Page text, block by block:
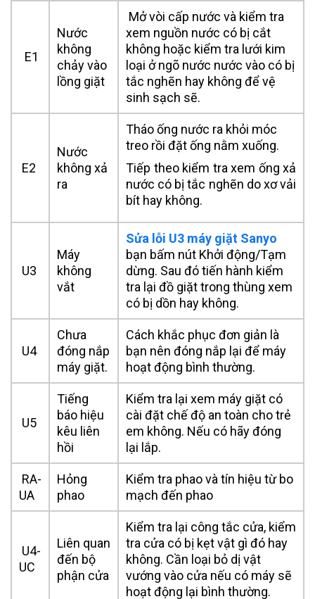
E1
Nước
không
chảy vào
lồng giặt
Mở vòi cấp nước và kiểm tra
xem nguồn nước có bị cắt
không hoặc kiểm tra lưới kim
loại ở ngõ nước nước vào có bị
tắc nghẽn hay không để vệ
sinh sạch sẽ.
E2
Nước
không xả
ra
Tháo ống nước ra khỏi móc
treo rồi đặt ống nằm xuống.
Tiếp theo kiểm tra xem ống xả
nước có bị tắc nghẽn do xơ vải
bít hay không.
U3
Máy
không
vắt
Sửa lỗi U3 máy giặt Sanyo
bạn bấm nút Khởi động/Tạm
dừng. Sau đó tiến hành kiểm
tra lại đồ giặt trong thùng xem
có bị dồn hay không.
U4
Chưa
đóng nắp
máy giặt.
Cách khắc phục đơn giản là
bạn nên đóng nắp lại để máy
hoạt động bình thường.
U5
Tiếng
báo hiệu
kêu liên
hồi
Kiểm tra lại xem máy giặt có
cài đặt chế độ an toàn cho trẻ
em không. Nếu có hãy đóng
lại lắp.
RA-
UA
Hỏng
phao
Kiểm tra phao và tín hiệu từ bo
mạch đến phao
U4-
UC
Liên quan
đến bộ
phận cửa
Kiểm tra lại công tắc cửa, kiểm
tra cửa có bị kẹt vật gì đó hay
không. Cần loại bỏ dị vật
vướng vào cửa nếu có máy sẽ
hoạt động lại bình thường.